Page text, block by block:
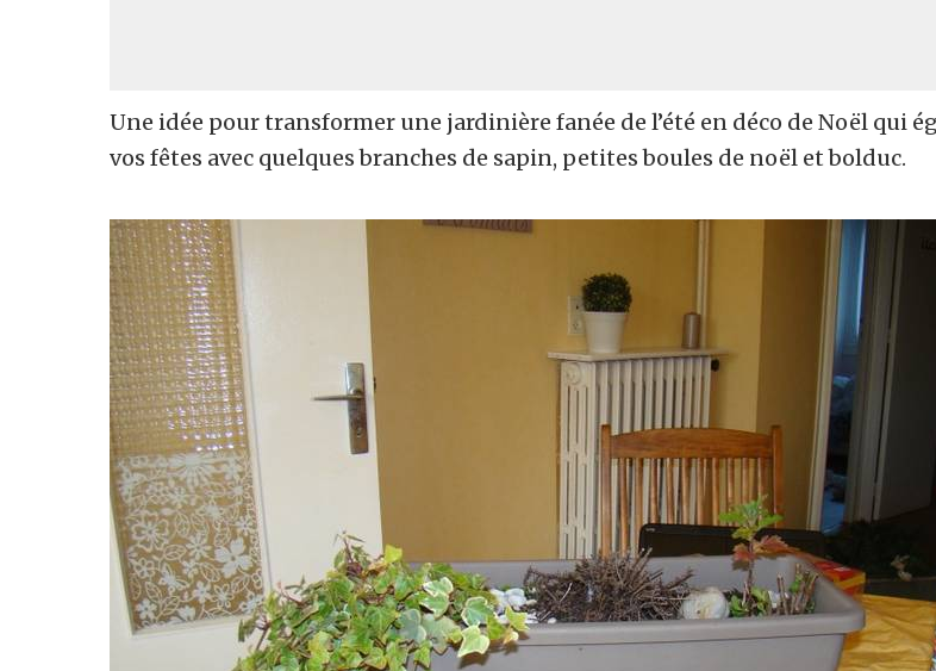
Une idée pour transformer une jardinière fanée de l’été en déco de Noël qui
vos fêtes avec quelques branches de sapin, petites boules de noël et bolduc.